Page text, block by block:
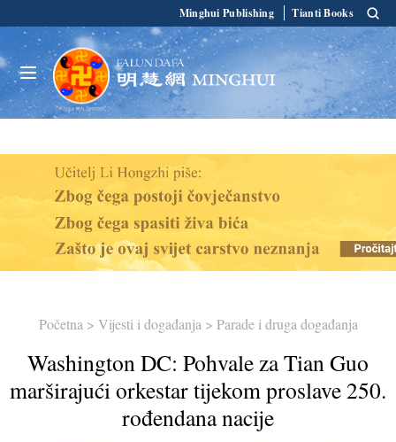
Minghui Publishing Tianti Books
Početna > Vijesti i događanja > Parade i druga događanja
Washington DC: Pohvale za Tian Guo
marširajući orkestar tijekom proslave 250.
rođendana nacije